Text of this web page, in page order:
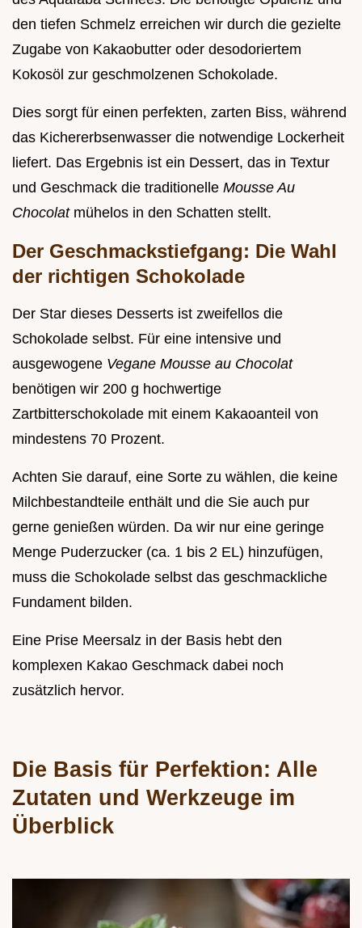
den tiefen Schmelz erreichen wir durch die gezielte
Zugabe von Kakaobutter oder desodoriertem
Kokosöl zur geschmolzenen Schokolade.
Dies sorgt für einen perfekten, zarten Biss, während
das Kichererbsenwasser die notwendige Lockerheit
liefert. Das Ergebnis ist ein Dessert, das in Textur
und Geschmack die traditionelle Mousse Au
Chocolat mühelos in den Schatten stellt.
Der Geschmackstiefgang: Die Wahl
der richtigen Schokolade
Der Star dieses Desserts ist zweifellos die
Schokolade selbst. Für eine intensive und
ausgewogene Vegane Mousse au Chocolat
benötigen wir 200 g hochwertige
Zartbitterschokolade mit einem Kakaoanteil von
mindestens 70 Prozent.
Achten Sie darauf, eine Sorte zu wählen, die keine
Milchbestandteile enthält und die Sie auch pur
gerne genießen würden. Da wir nur eine geringe
Menge Puderzucker (ca. 1 bis 2 EL) hinzufügen,
muss die Schokolade selbst das geschmackliche
Fundament bilden.
Eine Prise Meersalz in der Basis hebt den
komplexen Kakao Geschmack dabei noch
zusätzlich hervor.
Die Basis für Perfektion: Alle
Zutaten und Werkzeuge im
Überblick